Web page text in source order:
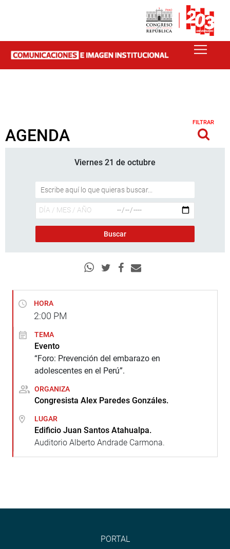
AGENDA
FILTRAR
Viernes 21 de octubre
HORA
2:00 PM
TEMA
Evento
“Foro: Prevención del embarazo en
adolescentes en el Perú”.
ORGANIZA
Congresista Alex Paredes Gonzáles.
LUGAR
Edificio Juan Santos Atahualpa.
Auditorio Alberto Andrade Carmona.
PORTAL